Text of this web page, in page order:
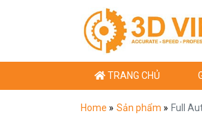
TRANG CHỦ
Home » Sản phẩm » Full